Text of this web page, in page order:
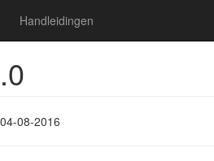
Handleidingen
04-08-2016